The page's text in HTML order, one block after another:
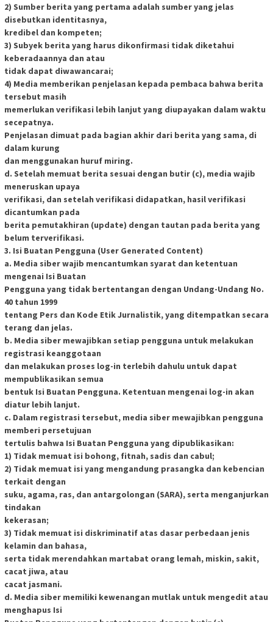
2) Sumber berita yang pertama adalah sumber yang jelas
disebutkan identitasnya,
kredibel dan kompeten;
3) Subyek berita yang harus dikonfirmasi tidak diketahui
keberadaannya dan atau
tidak dapat diwawancarai;
4) Media memberikan penjelasan kepada pembaca bahwa berita
tersebut masih
memerlukan verifikasi lebih lanjut yang diupayakan dalam waktu
secepatnya.
Penjelasan dimuat pada bagian akhir dari berita yang sama, di
dalam kurung
dan menggunakan huruf miring.
d. Setelah memuat berita sesuai dengan butir (c), media wajib
meneruskan upaya
verifikasi, dan setelah verifikasi didapatkan, hasil verifikasi
dicantumkan pada
berita pemutakhiran (update) dengan tautan pada berita yang
belum terverifikasi.
3. Isi Buatan Pengguna (User Generated Content)
a. Media siber wajib mencantumkan syarat dan ketentuan
mengenai Isi Buatan
Pengguna yang tidak bertentangan dengan Undang-Undang No.
40 tahun 1999
tentang Pers dan Kode Etik Jurnalistik, yang ditempatkan secara
terang dan jelas.
b. Media siber mewajibkan setiap pengguna untuk melakukan
registrasi keanggotaan
dan melakukan proses log-in terlebih dahulu untuk dapat
mempublikasikan semua
bentuk Isi Buatan Pengguna. Ketentuan mengenai log-in akan
diatur lebih lanjut.
c. Dalam registrasi tersebut, media siber mewajibkan pengguna
memberi persetujuan
tertulis bahwa Isi Buatan Pengguna yang dipublikasikan:
1) Tidak memuat isi bohong, fitnah, sadis dan cabul;
2) Tidak memuat isi yang mengandung prasangka dan kebencian
terkait dengan
suku, agama, ras, dan antargolongan (SARA), serta menganjurkan
tindakan
kekerasan;
3) Tidak memuat isi diskriminatif atas dasar perbedaan jenis
kelamin dan bahasa,
serta tidak merendahkan martabat orang lemah, miskin, sakit,
cacat jiwa, atau
cacat jasmani.
d. Media siber memiliki kewenangan mutlak untuk mengedit atau
menghapus Isi